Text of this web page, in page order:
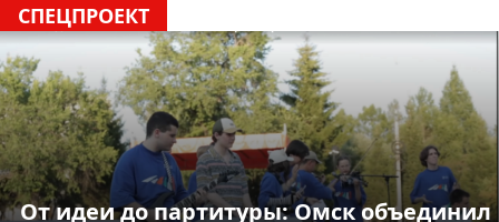
СПЕЦПРОЕКТ
От идеи до партитуры: Омск объединил